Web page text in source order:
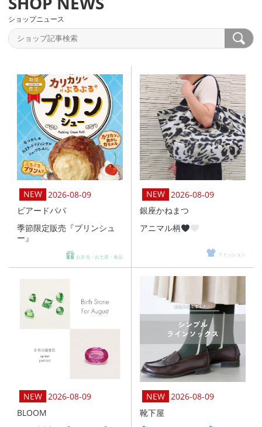
ショップニュース
2026-08-09
ビアードパパ
季節限定販売『プリンシュ
ー』
お弁当・お土産・食品
2026-08-09
銀座かねまつ
アニマル柄
ファッション
2026-08-09
BLOOM
2026-08-09
靴下屋